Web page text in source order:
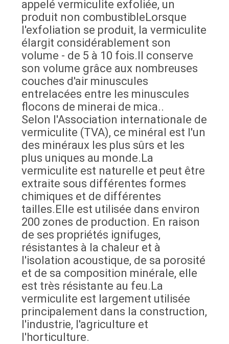
PLAN
SITE
POLITIQUE
CONFIDENTIALITÉ
appelé vermiculite exfoliée, un
produit non combustibleLorsque
l'exfoliation se produit, la vermiculite
élargit considérablement son
volume - de 5 à 10 fois.Il conserve
son volume grâce aux nombreuses
couches d'air minuscules
entrelacées entre les minuscules
flocons de minerai de mica..
Selon l'Association internationale de
vermiculite (TVA), ce minéral est l'un
des minéraux les plus sûrs et les
plus uniques au monde.La
vermiculite est naturelle et peut être
extraite sous différentes formes
chimiques et de différentes
tailles.Elle est utilisée dans environ
200 zones de production. En raison
de ses propriétés ignifuges,
résistantes à la chaleur et à
l'isolation acoustique, de sa porosité
et de sa composition minérale, elle
est très résistante au feu.La
vermiculite est largement utilisée
principalement dans la construction,
l'industrie, l'agriculture et
l'horticulture.